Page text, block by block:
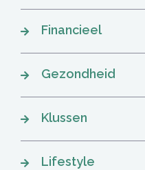
Financieel
Gezondheid
Klussen
Lifestyle